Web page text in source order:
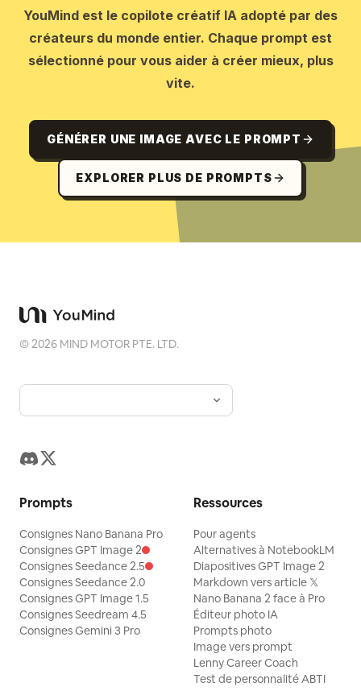
YouMind est le copilote créatif IA adopté par des
créateurs du monde entier. Chaque prompt est
sélectionné pour vous aider à créer mieux, plus
vite.
GÉNÉRER UNE IMAGE AVEC LE PROMPT
EXPLORER PLUS DE PROMPTS
©2026 MIND MOTOR PTE. LTD.
Prompts
Consignes Nano Banana Pro
Consignes GPT Image 2
Consignes Seedance 2.5
Consignes Seedance 2.0
Consignes GPT Image 1.5
Consignes Seedream 4.5
Consignes Gemini 3 Pro
Ressources
Pour agents
Alternatives à NotebookLM
Diapositives GPT Image 2
Markdown vers article 𝕏
Nano Banana 2 face à Pro
Éditeur photo IA
Prompts photo
Image vers prompt
Lenny Career Coach
Test de personnalité ABTI